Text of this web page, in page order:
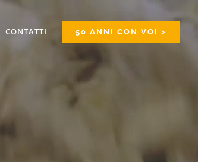
CONTATTI 50 ANNI CON VOI >